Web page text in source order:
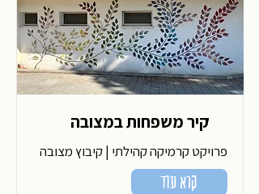
קיר משפחות במצובה
פרויקט קרמיקה קהילתי | קיבוץ מצובה
קרא עוד